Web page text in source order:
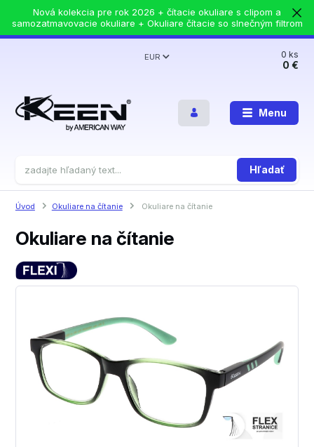
Nová kolekcia pre rok 2026 + čítacie okuliare s clipom a
samozatmavovacie okuliare + Okuliare čítacie so slnečným filtrom
Menu
EUR
Hľadať
0ks
0 €
Úvod Okuliare na čítanie Okuliare na čítanie
Okuliare na čítanie